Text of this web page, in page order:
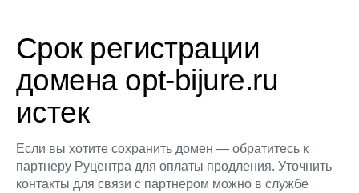
Срок регистрации
домена opt-bijure.ru
истек
Если вы хотите сохранить домен — обратитесь к
партнеру Руцентра для оплаты продления. Уточнить
контакты для связи с партнером можно в службе